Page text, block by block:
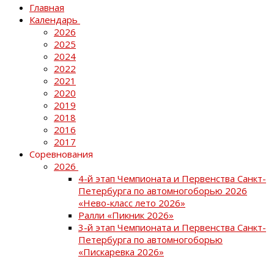
Главная
Календарь
2026
2025
2024
2022
2021
2020
2019
2018
2016
2017
Соревнования
2026
4-й этап Чемпионата и Первенства Санкт-
Петербурга по автомногоборью 2026
«Нево-класс лето 2026»
Ралли «Пикник 2026»
3-й этап Чемпионата и Первенства Санкт-
Петербурга по автомногоборью
«Пискаревка 2026»